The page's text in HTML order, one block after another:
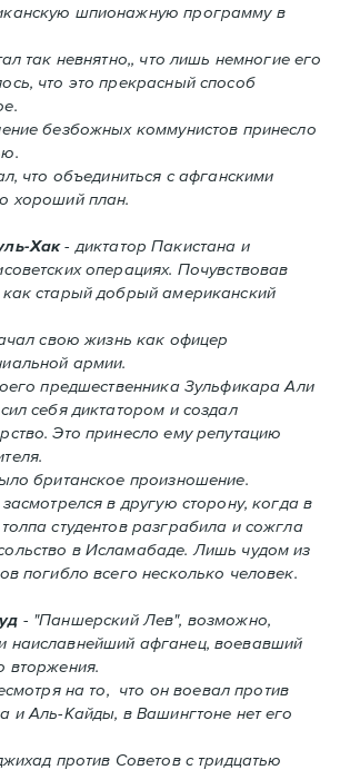
шпионажную программу в
так невнятно,, что лишь немногие его
что это прекрасный способ
безбожных коммунистов принесло
что объединиться с афганскими
хороший план.
Хак- диктатор Пакистана и
операциях. Почувствовав
старый добрый американский
свою жизнь как офицер
армии.
предшественника Зульфикара Али
себя диктатором и создал
Это принесло ему репутацию
британское произношение.
в другую сторону, когда в
студентов разграбила и сожгла
в Исламабаде. Лишь чудом из
погиблo всего несколько человек.
- "Паншерский Лев", возможно,
наиславнейший афганец, воевавший
вторжения.
на то, что он воевал против
и Аль-Кайды, в Вашингтоне нет его
против Советов с тридцатью